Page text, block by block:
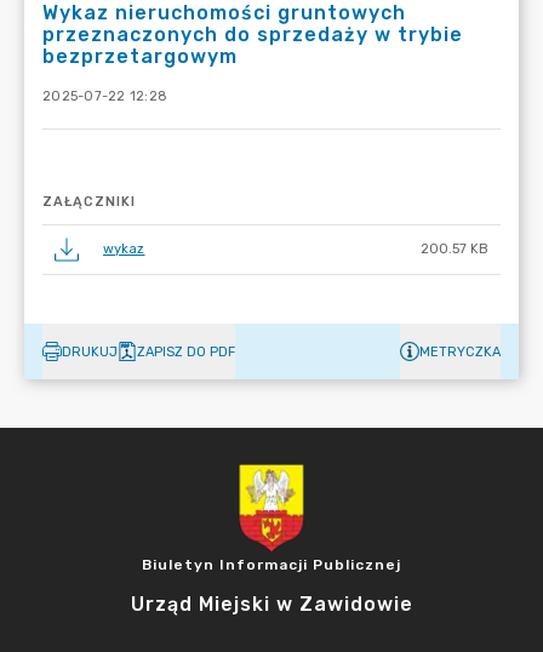
Wykaz nieruchomości gruntowych
przeznaczonych do sprzedaży w trybie
bezprzetargowym
2025-07-22 12:28
ZAŁĄCZNIKI
wykaz 200.57 KB
DRUKUJ ZAPISZ DO PDF METRYCZKA
Biuletyn Informacji Publicznej
Urząd Miejski w Zawidowie